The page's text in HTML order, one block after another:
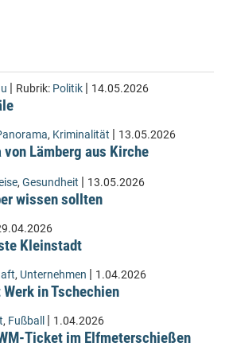
| Rubrik: Politik | 14.05.2026
, Kriminalität | 13.05.2026
Lämberg aus Kirche
, Gesundheit | 13.05.2026
wissen sollten
Kleinstadt
, Unternehmen | 1.04.2026
in Tschechien
, Fußball | 1.04.2026
Ticket im Elfmeterschießen